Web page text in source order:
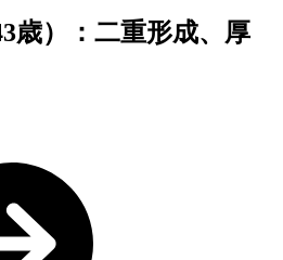
歳）：二重形成、厚